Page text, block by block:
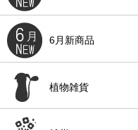
6月新商品
植物雑貨